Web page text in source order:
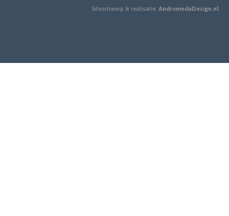
Siteontwerp & realisatie: AndromedaDesign.nl